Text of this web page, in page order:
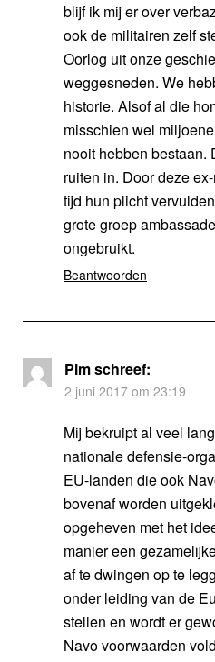
blijf ik mij er over
ook de militairen zelf
Oorlog uit onze
weggesneden. We
historie. Alsof al die
misschien wel
nooit hebben bestaan.
ruiten in. Door deze
tijd hun plicht
grote groep
ongebruikt.
Beantwoorden
Pimschreef:
2 juni 2017 om 23:19
Mij bekruipt al veel
nationale defensie-
EU-landen die ook
bovenaf worden
opgeheven met het
manier een
af te dwingen op te
onder leiding van de
stellen en wordt er
Navo voorwaarden